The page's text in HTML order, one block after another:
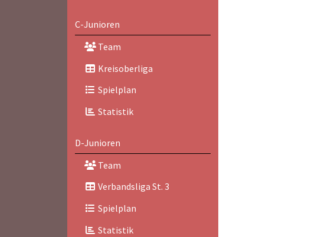
C-Junioren
Team
Kreisoberliga
Spielplan
Statistik
D-Junioren
Team
Verbandsliga St. 3
Spielplan
Statistik